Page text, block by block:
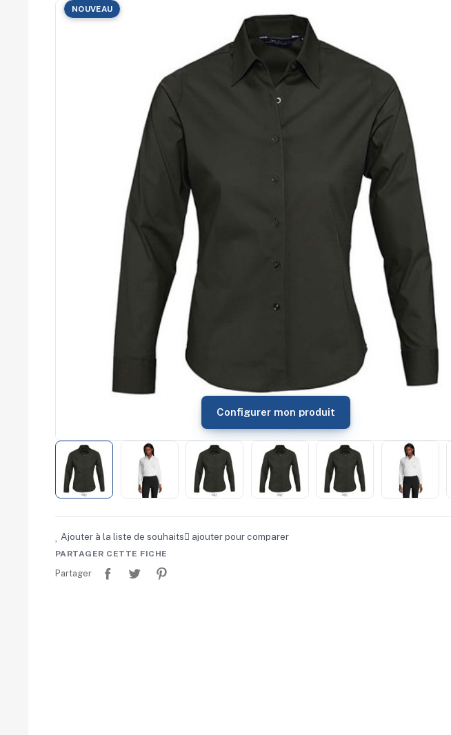
Cérémonies
Récompenses
Cadeaux d'entreprise
Cérémonies
Récompenses
Été et plage
Campagnes RSE
commerciales
NOUVEAU
Configurer mon produit
Ajouter à la liste de souhaits ajouter pour comparer
PARTAGER CETTE FICHE
Partager